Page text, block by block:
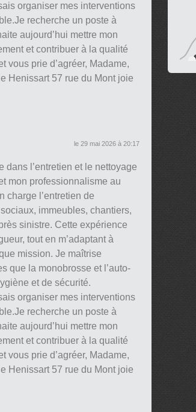
organiser mes interventions
recherche un poste à
aujourd’hui mettre mon
et contribuer à la qualité
vous prie d’agréer, Madame,
Henissart 57 rue du Mont joie
le 29 mai 2026 à 20:17
dans l’entretien et le nettoyage
mon professionnalisme au
charge l’entretien de
immeubles, chantiers,
sinistre. Cette expérience
tout en m’adaptant à
mission. Je maîtrise
que la monobrosse et l’auto-
et de sécurité.
organiser mes interventions
recherche un poste à
aujourd’hui mettre mon
et contribuer à la qualité
vous prie d’agréer, Madame,
Henissart 57 rue du Mont joie